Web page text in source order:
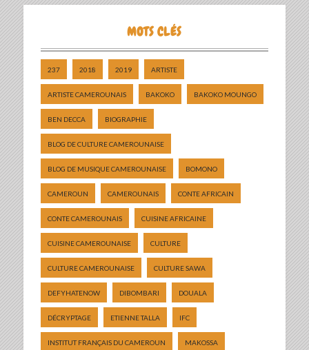
MOTS CLÉS
237 2018 2019 ARTISTE
ARTISTE CAMEROUNAIS BAKOKO BAKOKO MOUNGO
BEN DECCA BIOGRAPHIE
BLOG DE CULTURE CAMEROUNAISE
BLOG DE MUSIQUE CAMEROUNAISE BOMONO
CAMEROUN CAMEROUNAIS CONTE AFRICAIN
CONTE CAMEROUNAIS CUISINE AFRICAINE
CUISINE CAMEROUNAISE CULTURE
CULTURE CAMEROUNAISE CULTURE SAWA
DEFYHATENOW DIBOMBARI DOUALA
DÉCRYPTAGE ETIENNE TALLA IFC
INSTITUT FRANÇAIS DU CAMEROUN MAKOSSA